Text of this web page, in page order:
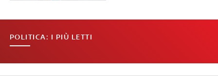
POLITICA: I PIÙ LETTI